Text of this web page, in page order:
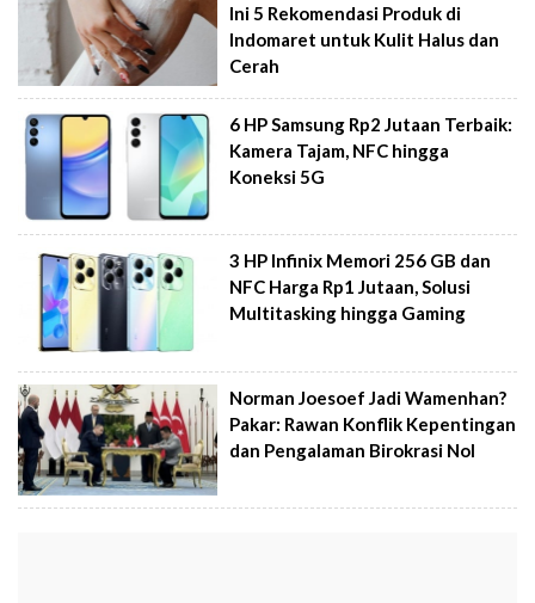
Ini 5 Rekomendasi Produk di
Indomaret untuk Kulit Halus dan
Cerah
6 HP Samsung Rp2 Jutaan Terbaik:
Kamera Tajam, NFC hingga
Koneksi 5G
3 HP Infinix Memori 256 GB dan
NFC Harga Rp1 Jutaan, Solusi
Multitasking hingga Gaming
Norman Joesoef Jadi Wamenhan?
Pakar: Rawan Konflik Kepentingan
dan Pengalaman Birokrasi Nol